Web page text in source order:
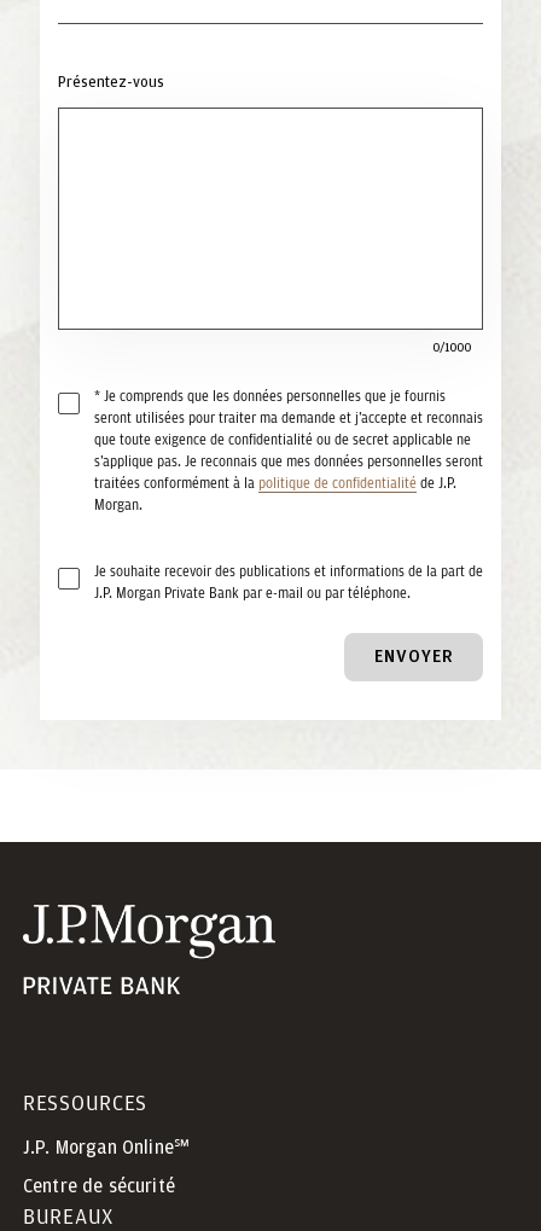
Présentez-vous
0/1000
* Je comprends que les données personnelles que je fournis
seront utilisées pour traiter ma demande et j’accepte et reconnais
que toute exigence de confidentialité ou de secret applicable ne
s’applique pas. Je reconnais que mes données personnelles seront
traitées conformément à la politique de confidentialité de J.P.
Morgan.
Je souhaite recevoir des publications et informations de la part de
J.P. Morgan Private Bank par e-mail ou par téléphone.
ENVOYER
RESSOURCES
J.P. Morgan Online℠
Centre de sécurité
BUREAUX